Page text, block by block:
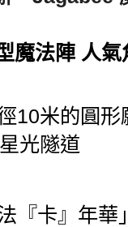
魔法陣 人氣
10米的圓形
光隧道
『卡』年華